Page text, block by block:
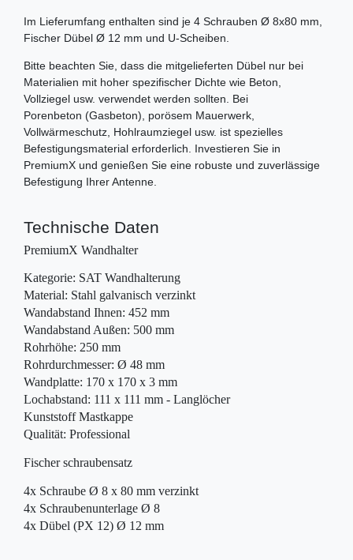
Im Lieferumfang enthalten sind je 4 Schrauben Ø 8x80 mm,
Fischer Dübel Ø 12 mm und U-Scheiben.
Bitte beachten Sie, dass die mitgelieferten Dübel nur bei
Materialien mit hoher spezifischer Dichte wie Beton,
Vollziegel usw. verwendet werden sollten. Bei
Porenbeton (Gasbeton), porösem Mauerwerk,
Vollwärmeschutz, Hohlraumziegel usw. ist spezielles
Befestigungsmaterial erforderlich. Investieren Sie in
PremiumX und genießen Sie eine robuste und zuverlässige
Befestigung Ihrer Antenne.
Technische Daten
PremiumX Wandhalter
Kategorie: SAT Wandhalterung
Material: Stahl galvanisch verzinkt
Wandabstand Ihnen: 452 mm
Wandabstand Außen: 500 mm
Rohrhöhe: 250 mm
Rohrdurchmesser: Ø 48 mm
Wandplatte: 170 x 170 x 3 mm
Lochabstand: 111 x 111 mm - Langlöcher
Kunststoff Mastkappe
Qualität: Professional
Fischer schraubensatz
4x Schraube Ø 8 x 80 mm verzinkt
4x Schraubenunterlage Ø 8
4x Dübel (PX 12) Ø 12 mm